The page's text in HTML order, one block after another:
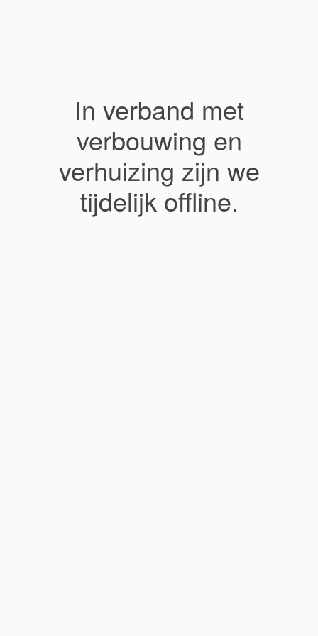
In verband met
verbouwing en
verhuizing zijn we
tijdelijk offline.